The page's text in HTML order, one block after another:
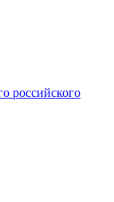
российского